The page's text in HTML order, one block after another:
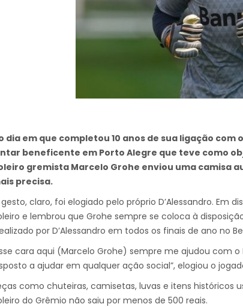
dia em que completou 10 anos de sua ligação
beneficente em Porto Alegre que teve como
gremista Marcelo Grohe enviou uma camisa
precisa.
claro, foi elogiado pelo próprio D’Alessandro. Em
e lembrou que Grohe sempre se coloca à
por D’Alessandro em todos os finais de ano no
cara aqui (Marcelo Grohe) sempre me ajudou com
a ajudar em qualquer ação social”, elogiou o
como chuteiras, camisetas, luvas e itens históricos
do Grêmio não saiu por menos de 500 reais.